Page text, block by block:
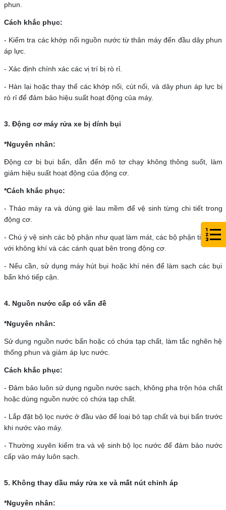
phun.
Cách khắc phục:
- Kiểm tra các khớp nối nguồn nước từ thân máy đến đầu dây phun
áp lực.
- Xác định chính xác các vị trí bị rò rỉ.
- Hàn lại hoặc thay thế các khớp nối, cút nối, và dây phun áp lực bị
rò rỉ để đảm bảo hiệu suất hoạt động của máy.
3. Động cơ máy rửa xe bị dính bụi
*Nguyên nhân:
Động cơ bị bụi bẩn, dẫn đến mô tơ chạy không thông suốt, làm
giảm hiệu suất hoạt động của động cơ.
*Cách khắc phục:
- Tháo máy ra và dùng giẻ lau mềm để vệ sinh từng chi tiết trong
động cơ.
- Chú ý vệ sinh các bộ phận như quạt làm mát, các bộ phận tiếp xúc
với không khí và các cánh quạt bên trong động cơ.
- Nếu cần, sử dụng máy hút bụi hoặc khí nén để làm sạch các bụi
bẩn khó tiếp cận.
4. Nguồn nước cấp có vấn đề
*Nguyên nhân:
Sử dụng nguồn nước bẩn hoặc có chứa tạp chất, làm tắc nghẽn hệ
thống phun và giảm áp lực nước.
Cách khắc phục:
- Đảm bảo luôn sử dụng nguồn nước sạch, không pha trộn hóa chất
hoặc dùng nguồn nước có chứa tạp chất.
- Lắp đặt bộ lọc nước ở đầu vào để loại bỏ tạp chất và bụi bẩn trước
khi nước vào máy.
- Thường xuyên kiểm tra và vệ sinh bộ lọc nước để đảm bảo nước
cấp vào máy luôn sạch.
5. Không thay dầu máy rửa xe và mất nút chỉnh áp
*Nguyên nhân: